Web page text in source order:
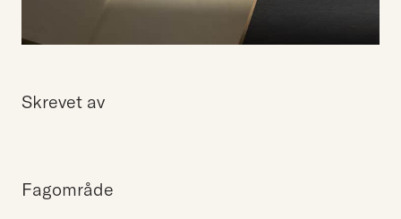
Skrevet av
Fagområde